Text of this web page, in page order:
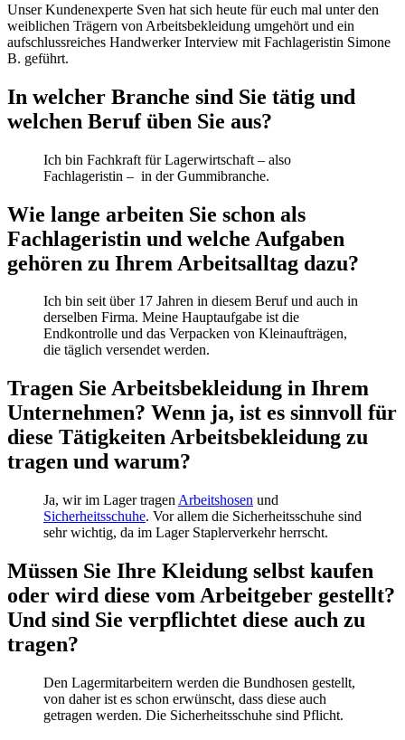
Unser Kundenexperte Sven hat sich heute für euch mal unter den
weiblichen Trägern von Arbeitsbekleidung umgehört und ein
aufschlussreiches Handwerker Interview mit Fachlageristin Simone
B. geführt.
In welcher Branche sind Sie tätig und
welchen Beruf üben Sie aus?
Ich bin Fachkraft für Lagerwirtschaft – also
Fachlageristin – in der Gummibranche.
Wie lange arbeiten Sie schon als
Fachlageristin und welche Aufgaben
gehören zu Ihrem Arbeitsalltag dazu?
Ich bin seit über 17 Jahren in diesem Beruf und auch in
derselben Firma. Meine Hauptaufgabe ist die
Endkontrolle und das Verpacken von Kleinaufträgen,
die täglich versendet werden.
Tragen Sie Arbeitsbekleidung in Ihrem
Unternehmen? Wenn ja, ist es sinnvoll für
diese Tätigkeiten Arbeitsbekleidung zu
tragen und warum?
Ja, wir im Lager tragen Arbeitshosen und
Sicherheitsschuhe. Vor allem die Sicherheitsschuhe sind
sehr wichtig, da im Lager Staplerverkehr herrscht.
Müssen Sie Ihre Kleidung selbst kaufen
oder wird diese vom Arbeitgeber gestellt?
Und sind Sie verpflichtet diese auch zu
tragen?
Den Lagermitarbeitern werden die Bundhosen gestellt,
von daher ist es schon erwünscht, dass diese auch
getragen werden. Die Sicherheitsschuhe sind Pflicht.